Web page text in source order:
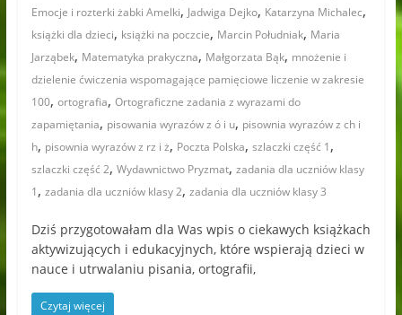
Emocje i rozterki żabki Amelki, Jadwiga Dejko, Katarzyna Michalec,
książki dla dzieci, książki na poczcie, Marcin Południak, Maria
Jarząbek, Matematyka prakyczna, Małgorzata Bąk, mnożenie i
dzielenie ćwiczenia wspomagające pamięciowe liczenie w zakresie
100, ortografia, Ortograficzne zadania z wyrazami do
zapamiętania, pisowania wyrazów z ó i u, pisownia wyrazów z ch i
h, pisownia wyrazów z rz i ż, Poczta Polska, szlaczki część 1 ,
szlaczki część 2, Wydawnictwo Pryzmat, zadania dla uczniów klasy
1 , zadania dla uczniów klasy 2, zadania dla uczniów klasy 3
Dziś przygotowałam dla Was wpis o ciekawych książkach
aktywizujących i edukacyjnych, które wspierają dzieci w
nauce i utrwalaniu pisania, ortografii,
Czytaj więcej